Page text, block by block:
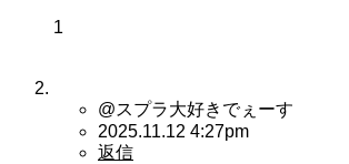
1
@スプラ大好きでぇーす
2025.11.12 4:27pm
返信